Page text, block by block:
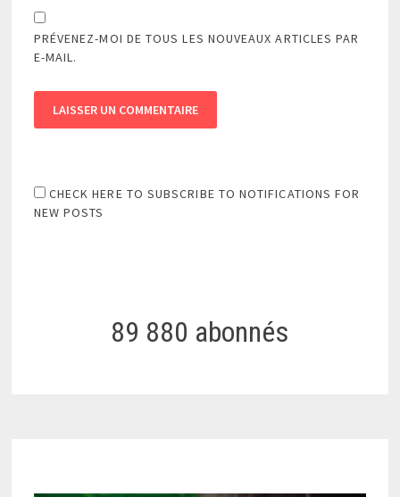
PRÉVENEZ-MOI DE TOUS LES NOUVEAUX ARTICLES PAR
E-MAIL.
CHECK HERE TO SUBSCRIBE TO NOTIFICATIONS FOR
NEW POSTS
89 880 abonnés